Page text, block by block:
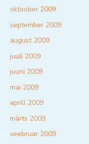
oktoober 2009
september 2009
august 2009
juuli 2009
juuni 2009
mai 2009
aprill 2009
märts 2009
veebruar 2009